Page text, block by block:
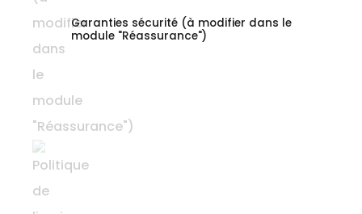
Garanties sécurité (à modifier dans le
module "Réassurance")